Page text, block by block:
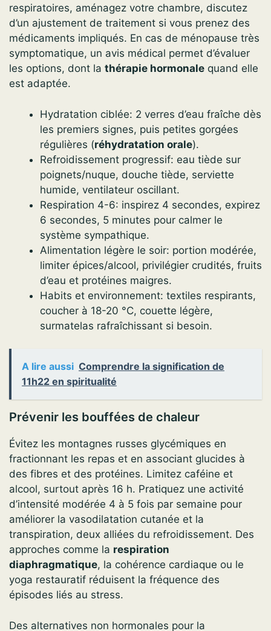
respiratoires, aménagez votre chambre, discutez
d’un ajustement de traitement si vous prenez des
médicaments impliqués. En cas de ménopause très
symptomatique, un avis médical permet d’évaluer
les options, dont la thérapie hormonale quand elle
est adaptée.
Hydratation ciblée: 2 verres d’eau fraîche dès
les premiers signes, puis petites gorgées
régulières (réhydratation orale).
Refroidissement progressif: eau tiède sur
poignets/nuque, douche tiède, serviette
humide, ventilateur oscillant.
Respiration 4-6: inspirez 4 secondes, expirez
6 secondes, 5 minutes pour calmer le
système sympathique.
Alimentation légère le soir: portion modérée,
limiter épices/alcool, privilégier crudités, fruits
d’eau et protéines maigres.
Habits et environnement: textiles respirants,
coucher à 18-20 °C, couette légère,
surmatelas rafraîchissant si besoin.
A lire aussi Comprendre la signification de
11h22 en spiritualité
Prévenir les bouffées de chaleur
Évitez les montagnes russes glycémiques en
fractionnant les repas et en associant glucides à
des fibres et des protéines. Limitez caféine et
alcool, surtout après 16 h. Pratiquez une activité
d’intensité modérée 4 à 5 fois par semaine pour
améliorer la vasodilatation cutanée et la
transpiration, deux alliées du refroidissement. Des
approches comme la respiration
diaphragmatique, la cohérence cardiaque ou le
yoga restauratif réduisent la fréquence des
épisodes liés au stress.
Des alternatives non hormonales pour la